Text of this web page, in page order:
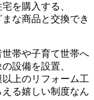
を購入する、
な商品と交換でき
帯や子育て世帯へ
設備を設置、
上のリフォーム工
る嬉しい制度なん